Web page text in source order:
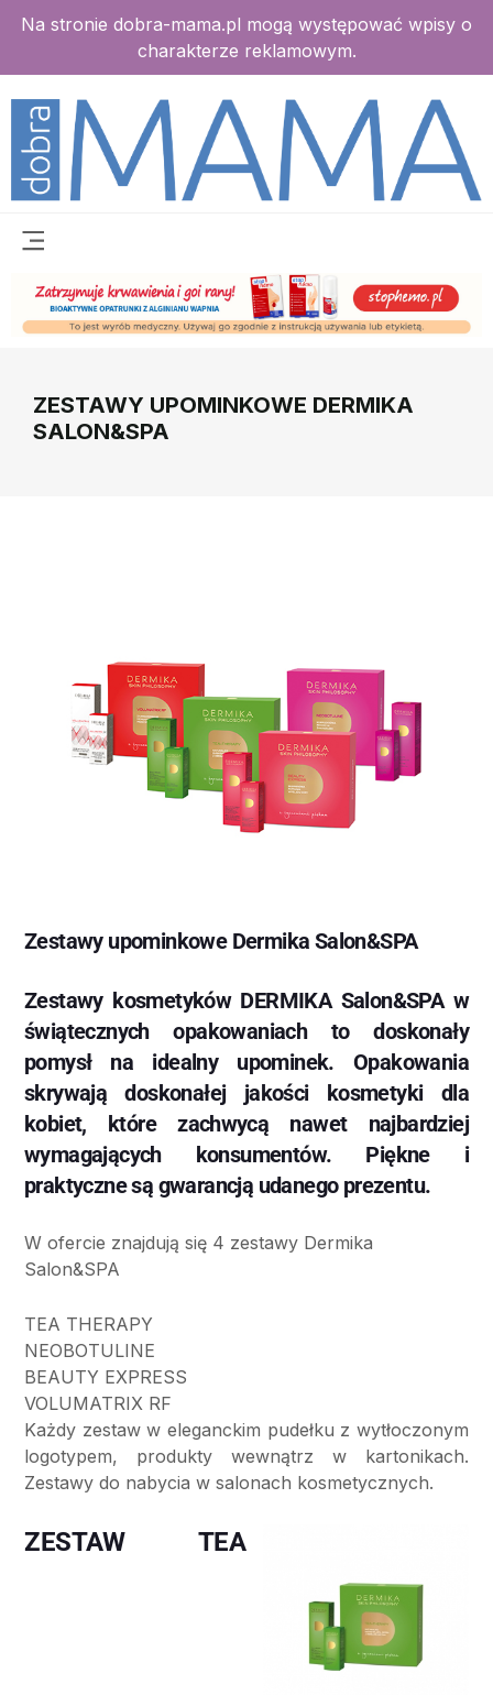
Na stronie dobra-mama.pl mogą występować wpisy o
charakterze reklamowym.
ZESTAWY UPOMINKOWE DERMIKA
SALON&SPA
Zestawy upominkowe Dermika Salon&SPA
Zestawy kosmetyków DERMIKA Salon&SPA w
świątecznych opakowaniach to doskonały
pomysł na idealny upominek. Opakowania
skrywają doskonałej jakości kosmetyki dla
kobiet, które zachwycą nawet najbardziej
wymagających konsumentów. Piękne i
praktyczne są gwarancją udanego prezentu.
W ofercie znajdują się 4 zestawy Dermika
Salon&SPA
TEA THERAPY
NEOBOTULINE
BEAUTY EXPRESS
VOLUMATRIX RF
Każdy zestaw w eleganckim pudełku z wytłoczonym
logotypem, produkty wewnątrz w kartonikach.
Zestawy do nabycia w salonach kosmetycznych.
ZESTAW TEA